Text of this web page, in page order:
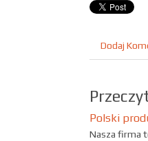
Dodaj
Polski
Nasza firma